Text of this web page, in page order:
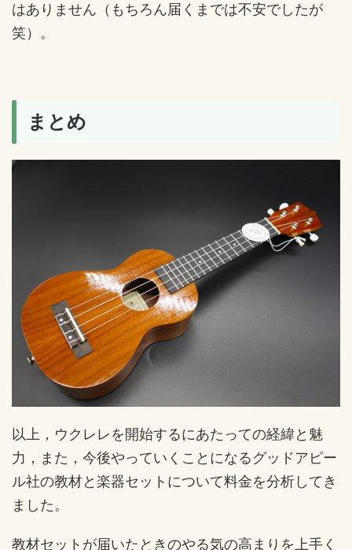
はありません（もちろん届くまでは不安でしたが
笑）。
まとめ
以上，ウクレレを開始するにあたっての経緯と魅
力，また，今後やっていくことになるグッドアピー
ル社の教材と楽器セットについて料金を分析してき
ました。
教材セットが届いたときのやる気の高まりを上手く